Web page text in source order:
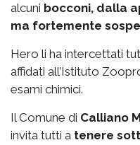
alcuni bocconi, dalla
ma fortemente
Hero li ha intercettati
affidati all’Istituto
esami chimici.
Il Comune di Calliano
invita tutti a tenere